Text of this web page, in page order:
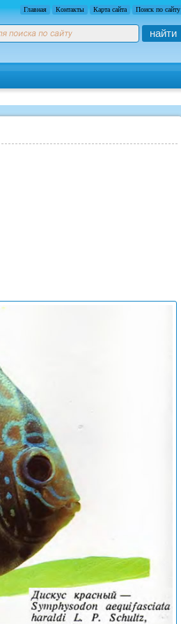
Главная Контакты Карта сайта Поиск по сайту
найти